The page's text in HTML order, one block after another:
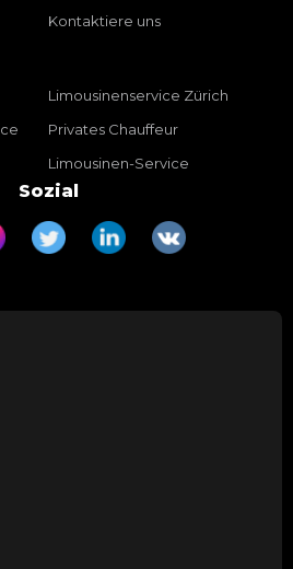
Kontaktiere uns
Limousinenservice Zürich
Privates Chauffeur
Limousinen-Service
Sozial